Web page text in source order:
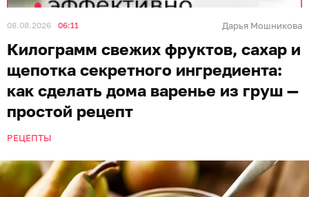
08.08.2026 06:11 Дарья Мошникова
Килограмм свежих фруктов, сахар и
щепотка секретного ингредиента:
как сделать дома варенье из груш —
простой рецепт
РЕЦЕПТЫ